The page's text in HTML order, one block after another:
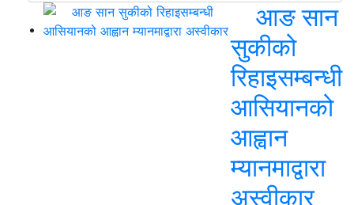
आङ सान
सुकीको
रिहाइसम्बन्धी
आसियानको
आह्वान
म्यानमाद्वारा
अस्वीकार